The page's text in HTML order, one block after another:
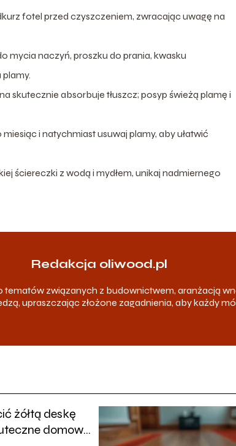
fotel przed czyszczeniem, zwracając uwagę na
mycia naczyń, proszku do prania, kwasku
skutecznie absorbuje tłuszcz; posyp świeżą plamę i
i natychmiast usuwaj plamy, aby ułatwić
ściereczki z wodą i mydłem, unikaj nadmiernego
Redakcja oliwood.pl
tematów związanych z budownictwem, aranżacją
upraszczając złożone zagadnienia, aby każdy
żółtą deskę
domowe